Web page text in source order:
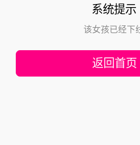
系统提示
该女孩已经下
返回首页